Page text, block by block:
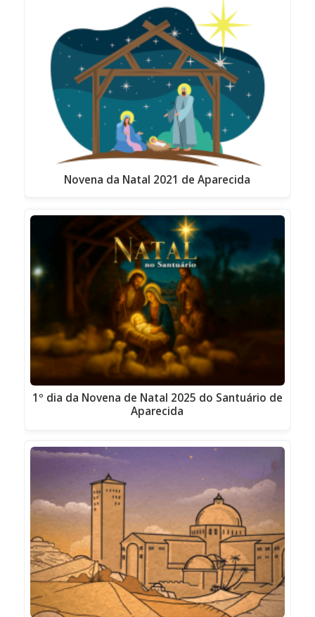
Novena da Natal 2021 de Aparecida
1º dia da Novena de Natal 2025 do Santuário de
Aparecida